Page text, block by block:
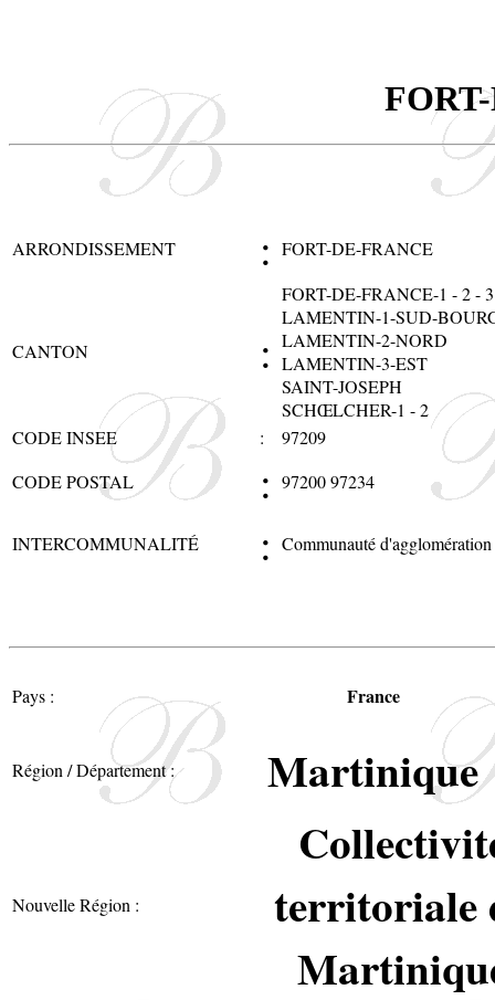
ARRONDISSEMENT : FORT-DE-FRANCE
CANTON :
FORT-DE-FRANCE-1 - 2 -
LAMENTIN-1-SUD-
LAMENTIN-2-NORD
LAMENTIN-3-EST
SAINT-JOSEPH
SCHŒLCHER-1 - 2
CODE INSEE
:
97209
CODE POSTAL
: 97200 97234
INTERCOMMUNALITÉ : Communauté
Pays : France
Région / Département : Martinique
Nouvelle Région :
territoriale